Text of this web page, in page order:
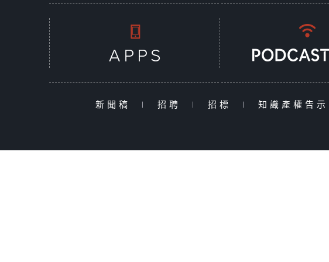
新聞稿 | 招聘 | 招標 | 知識產權告示